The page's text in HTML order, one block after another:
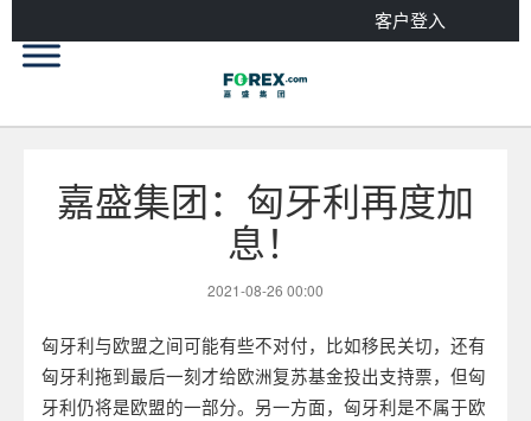
客户登入
嘉盛集团：匈牙利再度加
息！
2021-08-26 00:00
匈牙利与欧盟之间可能有些不对付，比如移民关切，还有
匈牙利拖到最后一刻才给欧洲复苏基金投出支持票，但匈
牙利仍将是欧盟的一部分。另一方面，匈牙利是不属于欧